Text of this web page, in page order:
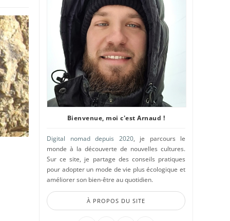
Bienvenue, moi c'est Arnaud !
Digital nomad depuis 2020, je parcours le
monde à la découverte de nouvelles cultures.
Sur ce site, je partage des conseils pratiques
pour adopter un mode de vie plus écologique et
améliorer son bien-être au quotidien.
À PROPOS DU SITE